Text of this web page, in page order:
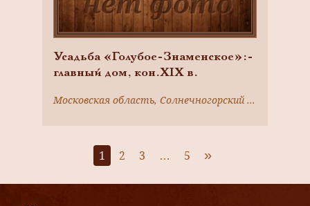
Усадьба «Голубое-Знаменское»:-
главный дом, кон.XIX в.
Московская область, Солнечногорский район, пос. Голубое
1 2 3 … 5 »